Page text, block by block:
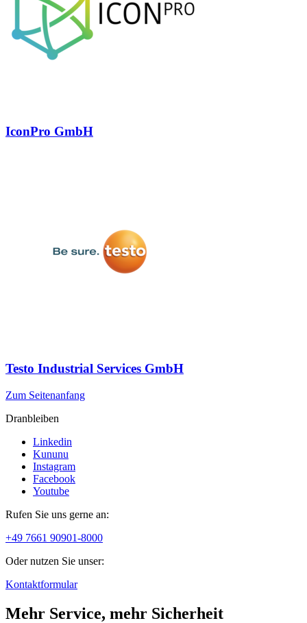
IconPro GmbH
Testo Industrial Services GmbH
Zum Seitenanfang
Dranbleiben
Linkedin
Kununu
Instagram
Facebook
Youtube
Rufen Sie uns gerne an:
+49 7661 90901-8000
Oder nutzen Sie unser:
Kontaktformular
Mehr Service, mehr Sicherheit